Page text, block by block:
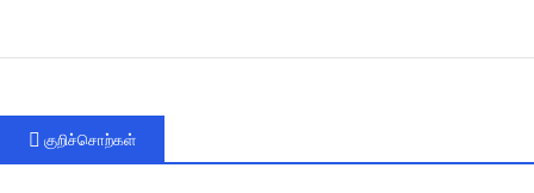
குறிச்சொற்கள்